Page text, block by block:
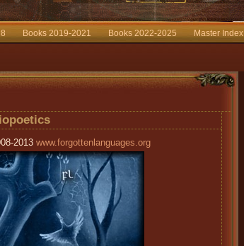
Books 2019-2021 Books 2022-2025 Master Index
2013 www.forgottenlanguages.org